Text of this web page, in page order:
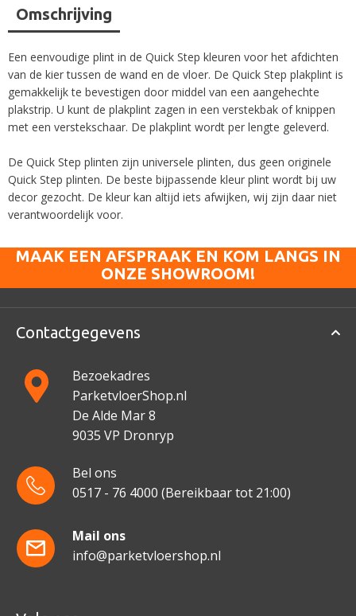
Omschrijving
Een eenvoudige plint in de Quick Step kleuren voor het afdichten
van de kier tussen de wand en de vloer. De Quick Step plakplint is
gemakkelijk te bevestigen door middel van een aangehechte
plakstrip. U kunt de plakplint zagen in een verstekbak of knippen
met een verstekschaar. De plakplint wordt per lengte geleverd.
De Quick Step plinten zijn universele plinten, dus geen originele
Quick Step plinten. De beste bijpassende kleur plint wordt bij uw
decor gezocht. De kleur kan altijd iets afwijken, wij zijn daar niet
verantwoordelijk voor.
MAAK EEN AFSPRAAK EN KOM LANGS IN
ONZE SHOWROOM!
Contactgegevens
Bezoekadres
ParketvloerShop.nl
De Alde Mar 8
9035 VP Dronryp
Bel ons
0517 - 76 4000 (Bereikbaar tot 21:00)
Mail ons
info@parketvloershop.nl